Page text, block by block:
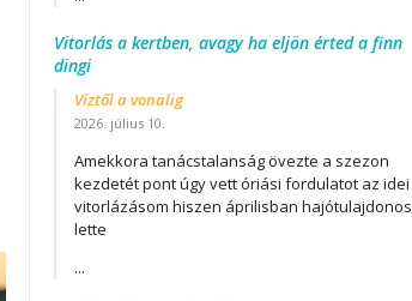
Vitorlás a kertben, avagy ha eljön érted a finn
dingi
Víztől a vonalig
2026. július 10.
Amekkora tanácstalanság övezte a szezon
kezdetét pont úgy vett óriási fordulatot az idei
vitorlázásom hiszen áprilisban hajótulajdonos
lette
...